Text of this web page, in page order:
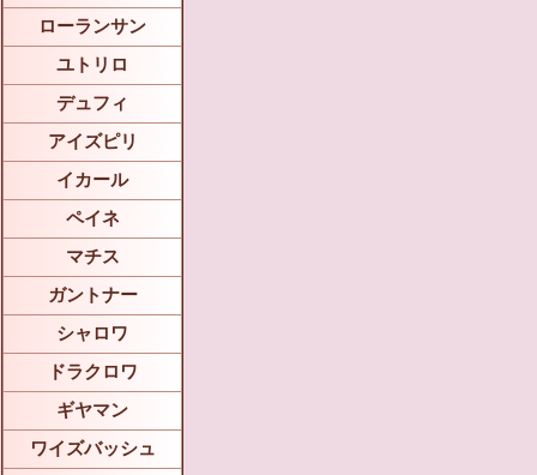
ローランサン
ユトリロ
デュフィ
アイズピリ
イカール
ペイネ
マチス
ガントナー
シャロワ
ドラクロワ
ギヤマン
ワイズバッシュ